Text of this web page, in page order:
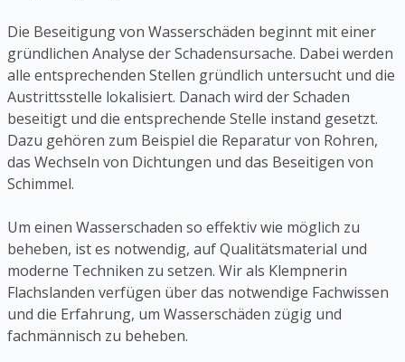
Die Beseitigung von Wasserschäden beginnt mit einer
gründlichen Analyse der Schadensursache. Dabei werden
alle entsprechenden Stellen gründlich untersucht und die
Austrittsstelle lokalisiert. Danach wird der Schaden
beseitigt und die entsprechende Stelle instand gesetzt.
Dazu gehören zum Beispiel die Reparatur von Rohren,
das Wechseln von Dichtungen und das Beseitigen von
Schimmel.
Um einen Wasserschaden so effektiv wie möglich zu
beheben, ist es notwendig, auf Qualitätsmaterial und
moderne Techniken zu setzen. Wir als Klempnerin
Flachslanden verfügen über das notwendige Fachwissen
und die Erfahrung, um Wasserschäden zügig und
fachmännisch zu beheben.